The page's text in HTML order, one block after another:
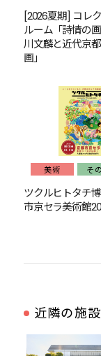
[2026夏期] コレ
ルーム「詩情の
川文麟と近代京
画」
美術 そ
ツクルヒトタチ
市京セラ美術館
近隣の施設